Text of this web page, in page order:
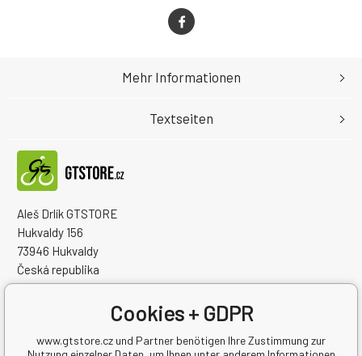
Aleš Drlík GTSTORE
Hukvaldy 156
73946 Hukvaldy
Česká republika
Handelsregister Nr.: 68908792
Steuernum.: CZ7405084940
Mehr Informationen
Textseiten
Cookies + GDPR
www.gtstore.cz und Partner benötigen Ihre Zustimmung zur